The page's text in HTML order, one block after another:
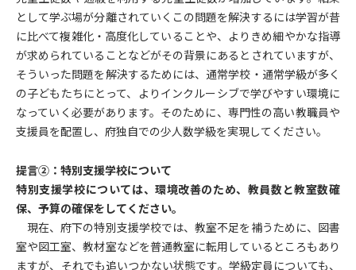
として学ぶ場が分離されていくこの問題を解決するには学習が昔
に比べて複雑化・高度化していることや、よりきめ細やかな指導
が求められていることなどがその背景にあるとされていますが、
そういった問題を解決するためには、通常学校・通常学級が多く
の子どもたちにとって、よりインクルーシブで学びやすい環境に
なっていく必要があります。そのために、専門性の高い教職員や
支援員を配置し、府独自での少人数学級を実現してください。
提言②：特別支援学校について
特別支援学校については、環境改善のため、教員数と教室数確
保、予算の確保をしてください。
現在、府下の特別支援学校では、教室不足を補うために、図書
室や図工室、教材室などを普通教室に転用しているところもあり
ますが、それでも追いつかない状態です。学級定員についても、